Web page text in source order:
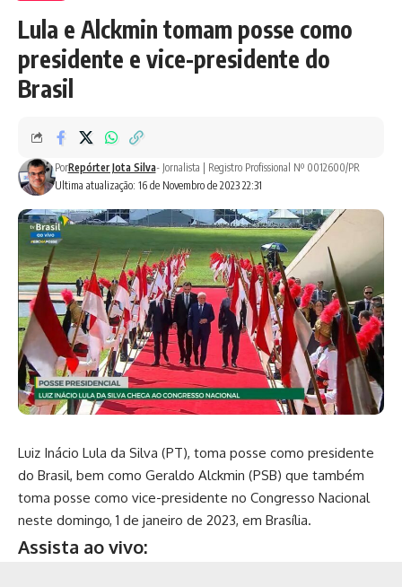
Lula e Alckmin tomam posse como
presidente e vice-presidente do
Brasil
Ultima atualização: 16 de Novembro de 2023 22:31
PorRepórter Jota Silva- Jornalista | Registro Profissional Nº 0012600/PR
Luiz Inácio Lula da Silva (PT), toma posse como presidente
do Brasil, bem como Geraldo Alckmin (PSB) que também
toma posse como vice-presidente no Congresso Nacional
neste domingo, 1 de janeiro de 2023, em Brasília.
Assista ao vivo: